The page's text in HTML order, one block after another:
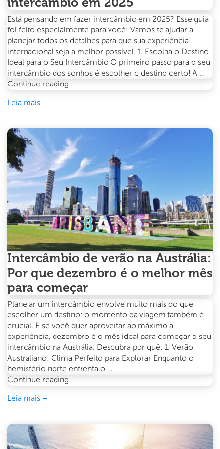
Está pensando em fazer intercâmbio em 2025? Esse guia
foi feito especialmente para você! Vamos te ajudar a
planejar todos os detalhes para que sua experiência
internacional seja a melhor possível. 1. Escolha o Destino
Ideal para o Seu Intercâmbio O primeiro passo para o seu
intercâmbio dos sonhos é escolher o destino certo! A …
Continue reading
seu
intercâmbio
em
2025
Leia mais +
Intercâmbio de verão na Austrália:
Por que dezembro é o melhor mês
para começar
Planejar um intercâmbio envolve muito mais do que
escolher um destino: o momento da viagem também é
crucial. E se você quer aproveitar ao máximo a
experiência, dezembro é o mês ideal para começar o seu
intercâmbio na Austrália. Descubra por quê: 1. Verão
Australiano: Clima Perfeito para Explorar Enquanto o
hemisfério norte enfrenta o …
Continue reading
Austrália:
que
Leia mais +